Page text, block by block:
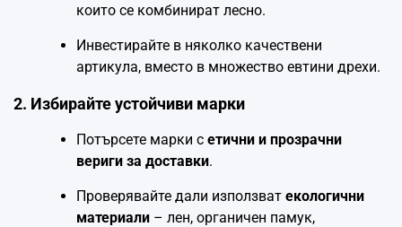
които се комбинират лесно.
Инвестирайте в няколко качествени
артикула, вместо в множество евтини дрехи.
2. Избирайте устойчиви марки
Потърсете марки с етични и прозрачни
вериги за доставки.
Проверявайте дали използват екологични
материали – лен, органичен памук,